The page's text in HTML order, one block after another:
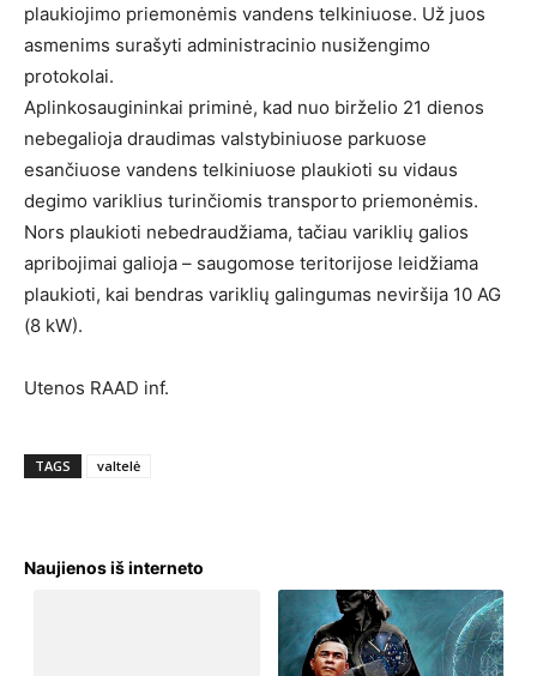
plaukiojimo priemonėmis vandens telkiniuose. Už juos
asmenims surašyti administracinio nusižengimo
protokolai.
Aplinkosaugininkai priminė, kad nuo birželio 21 dienos
nebegalioja draudimas valstybiniuose parkuose
esančiuose vandens telkiniuose plaukioti su vidaus
degimo variklius turinčiomis transporto priemonėmis.
Nors plaukioti nebedraudžiama, tačiau variklių galios
apribojimai galioja – saugomose teritorijose leidžiama
plaukioti, kai bendras variklių galingumas neviršija 10 AG
(8 kW).
Utenos RAAD inf.
TAGS valtelė
Naujienos iš interneto